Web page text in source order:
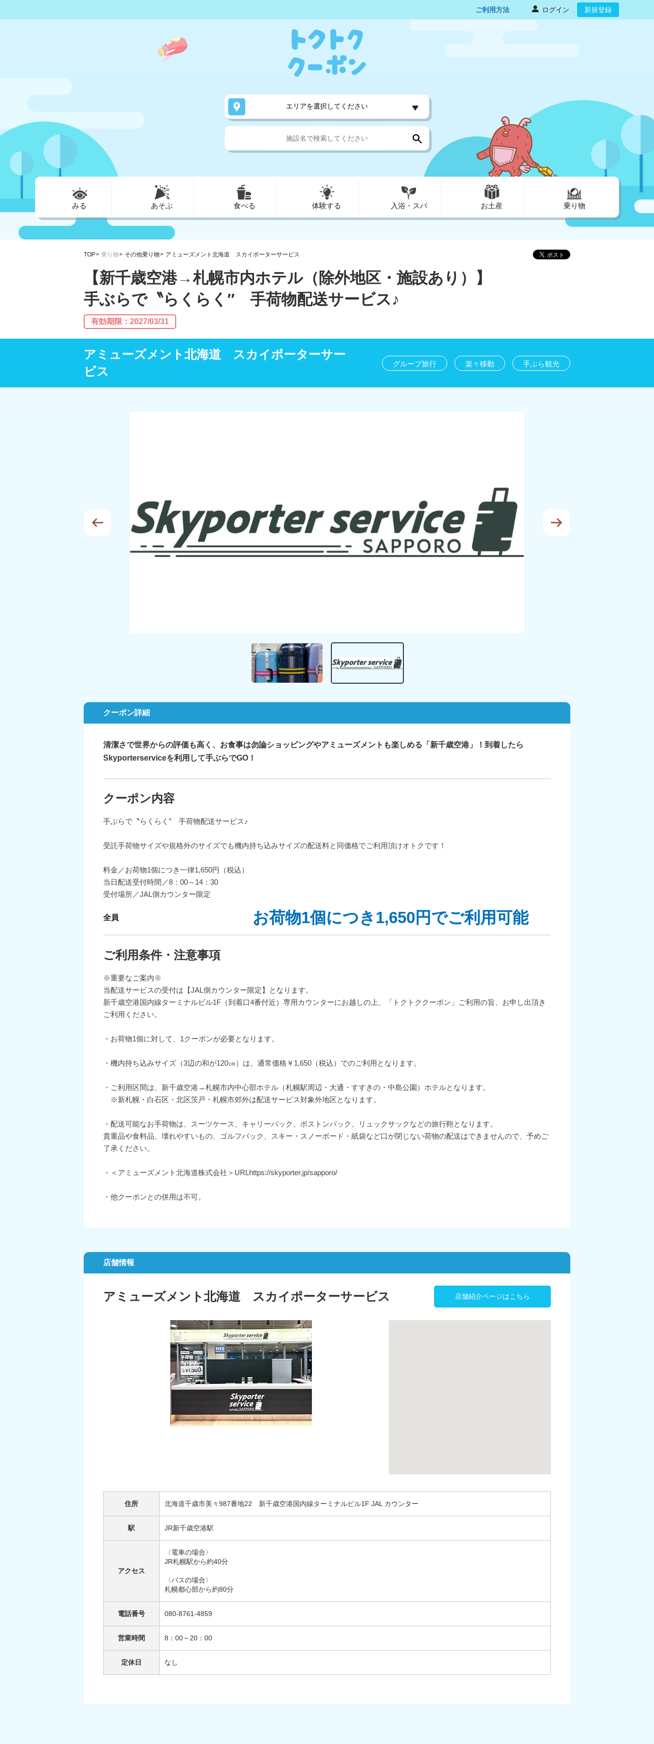
ご利用方法 ログイン 新規登録
エリアを選択してください
みる あそぶ 食べる 体験する 入浴・スパ お土産 乗り物
TOP 乗り物 その他乗り物 アミューズメント北海道 スカイポーターサービス
【新千歳空港→札幌市内ホテル（除外地区・施設あり）】
手ぶらで〝らくらく″ 手荷物配送サービス♪
有効期限：2027/03/31
アミューズメント北海道 スカイポーターサー
ビス
グループ旅行 楽々移動 手ぶら観光
クーポン詳細
清潔さで世界からの評価も高く、お食事は勿論ショッピングやアミューズメントも楽しめる「新千歳空港」！到着したら
Skyporterserviceを利用して手ぶらでGO！
クーポン内容
手ぶらで〝らくらく″ 手荷物配送サービス♪
受託手荷物サイズや規格外のサイズでも機内持ち込みサイズの配送料と同価格でご利用頂けオトクです！
料金／お荷物1個につき一律1,650円（税込）
当日配送受付時間／8：00～14：30
受付場所／JAL側カウンター限定
全員 お荷物1個につき1,650円でご利用可能
ご利用条件・注意事項
※重要なご案内※
当配送サービスの受付は【JAL側カウンター限定】となります。
新千歳空港国内線ターミナルビル1F（到着口4番付近）専用カウンターにお越しの上、「トクトククーポン」ご利用の旨、お申し出頂き
ご利用ください。
・お荷物1個に対して、1クーポンが必要となります。
・機内持ち込みサイズ（3辺の和が120㎝）は、通常価格￥1,650（税込）でのご利用となります。
・ご利用区間は、新千歳空港→札幌市内中心部ホテル（札幌駅周辺・大通・すすきの・中島公園）ホテルとなります。
※新札幌・白石区・北区茨戸・札幌市郊外は配送サービス対象外地区となります。
・配送可能なお手荷物は、スーツケース、キャリーバック、ボストンバック、リュックサックなどの旅行鞄となります。
貴重品や食料品、壊れやすいもの、ゴルフバック、スキー・スノーボード・紙袋など口が閉じない荷物の配送はできませんので、予めご
了承ください。
・＜アミューズメント北海道株式会社＞URLhttps://skyporter.jp/sapporo/
・他クーポンとの併用は不可。
店舗情報
アミューズメント北海道 スカイポーターサービス 店舗紹介ページはこちら
住所 北海道千歳市美々987番地22 新千歳空港国内線ターミナルビル1F JAL カウンター
駅 JR新千歳空港駅
アクセス
〈電車の場合〉
JR札幌駅から約40分
〈バスの場合〉
札幌都心部から約80分
電話番号 080-8761-4859
営業時間 8：00～20：00
定休日 なし